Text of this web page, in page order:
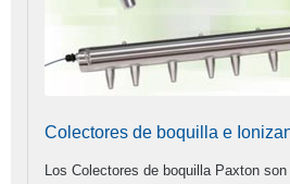
Colectores de boquilla e
Los Colectores de boquilla Paxton